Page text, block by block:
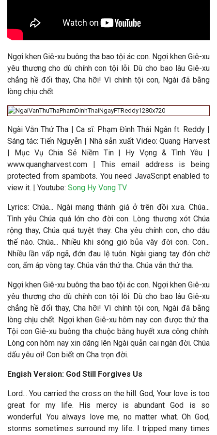
Ngợi khen Giê-xu buông tha bao tội ác con. Ngợi khen Giê-xu
yêu thương cho dù chính con tội lỗi. Dù cho bao lâu Giê-xu
chẳng hề đổi thay, Cha hỡi! Vì chính tội con, Ngài đã bằng
lòng chịu chết.
Ngài Vẫn Thứ Tha | Ca sĩ: Phạm Đình Thái Ngân ft. Reddy |
Sáng tác: Tiến Nguyễn | Nhà sản xuất Video: Quang Harvest
| Mục Vụ Chia Sẻ Niềm Tin | Hy Vọng & Tình Yêu |
www.quangharvest.com |This email address is being
protected from spambots. You need JavaScript enabled to
view it. | Youtube: Song Hy Vong TV
Lyrics: Chúa... Ngài mang thánh giá ở trên đồi xưa. Chúa...
Tình yêu Chúa quá lớn cho đời con. Lòng thương xót Chúa
rộng thay, Chúa quá tuyệt thay. Cha yêu chính con, cho dẫu
thế nào. Chúa... Nhiều khi sóng gió bủa vây đời con. Con...
Nhiều lần vấp ngã, đớn đau lệ tuôn. Ngài giang tay đón chờ
con, ấm áp vòng tay. Chúa vẫn thứ tha. Chúa vẫn thứ tha.
Ngợi khen Giê-xu buông tha bao tội ác con. Ngợi khen Giê-xu
yêu thương cho dù chính con tội lỗi. Dù cho bao lâu Giê-xu
chẳng hề đổi thay, Cha hỡi! Vì chính tội con, Ngài đã bằng
lòng chịu chết. Ngợi khen Giê-xu hôm nay con được thứ tha.
Tội con Giê-xu buông tha chuộc bằng huyết xưa công chính.
Lòng con hôm nay xin dâng lên Ngài quản cai ngàn đời. Chúa
dấu yêu ơi! Con biết ơn Cha trọn đời.
Engish Version: God Still Forgives Us
Lord... You carried the cross on the hill. God, Your love is too
great for my life. His mercy is abundant God is so
wonderful. You always love me, no matter what. Oh God,
storms sometimes surround my life. I tripped many times